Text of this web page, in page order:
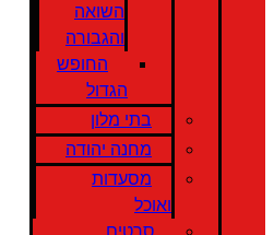
השואה
והגבורה
החופש
הגדול
בתי מלון
מחנה יהודה
מסעדות
ואוכל